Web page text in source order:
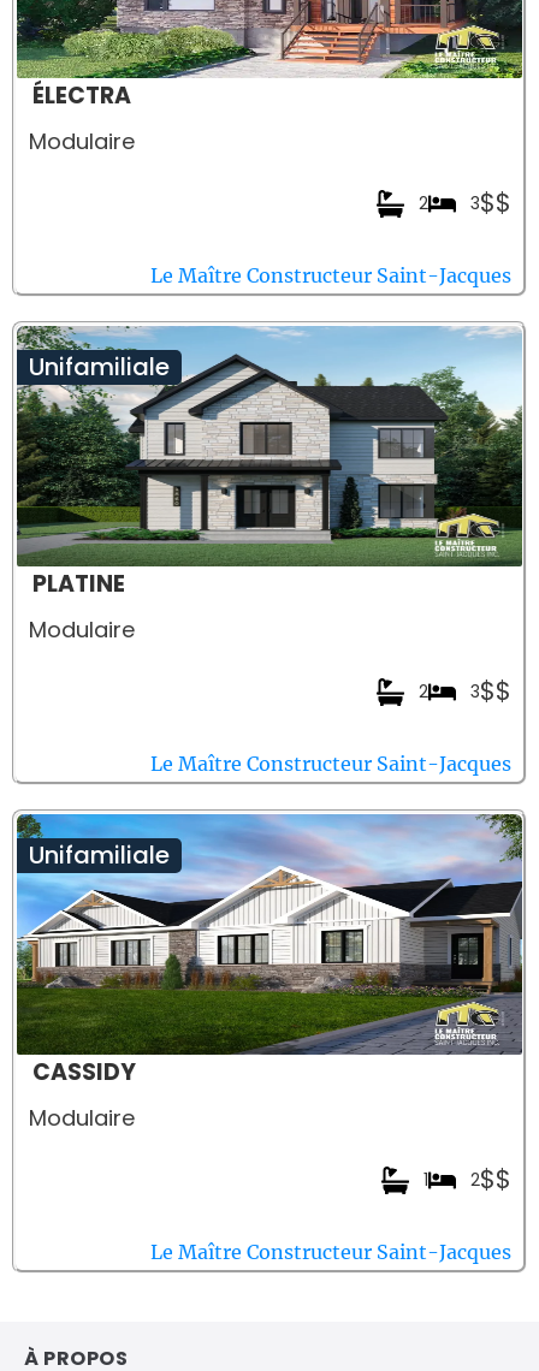
ÉLECTRA
Modulaire
$$
3
2
Le Maître Constructeur Saint-Jacques
Unifamiliale
PLATINE
Modulaire
$$
3
2
Le Maître Constructeur Saint-Jacques
Unifamiliale
CASSIDY
Modulaire
$$
2
1
Le Maître Constructeur Saint-Jacques
À PROPOS